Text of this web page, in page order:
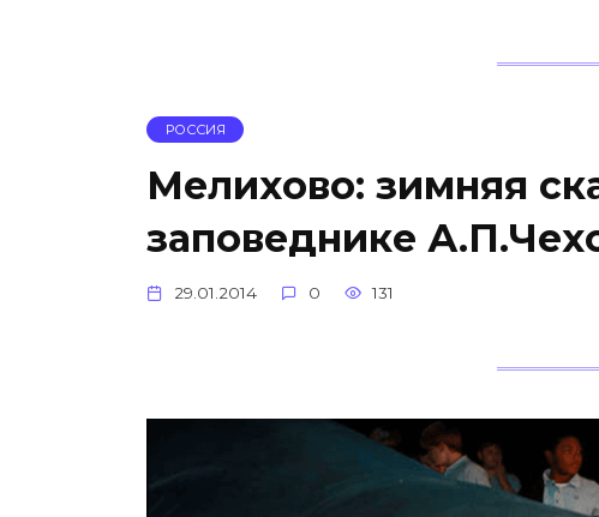
РОССИЯ
Мелихово: зимняя
заповеднике
29.01.2014 0 131